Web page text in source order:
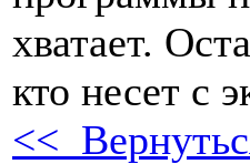
хватает.
кто несет с
<<